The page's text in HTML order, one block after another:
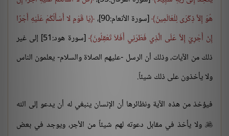
هُوَ إِلاَّ ذِكْرَى لِلْعَالَمِينَ [سورة الأنعام:90]،
يَا قَوْمِ لا أَسْأَلُكُمْ عَلَيْهِ أَجْرًا
إِنْ أَجْرِيَ إِلاَّ عَلَى الَّذِي فَطَرَنِي أَفَلاَ تَعْقِلُونَ
[سورة هود:51] إلى غير
ذلك من الآيات، وذلك أن الرسل -عليهم الصلاة والسلام- يعلمون الناس
ولا يأخذون على ذلك شيئاً.
فيؤخذ من هذه الآية ونظائرها أن الإنسان ينبغي له أن يدعو إلى الله
 ولا يأخذ في مقابل دعوته لهم شيئاً من الأجر، ويوجد في بعض